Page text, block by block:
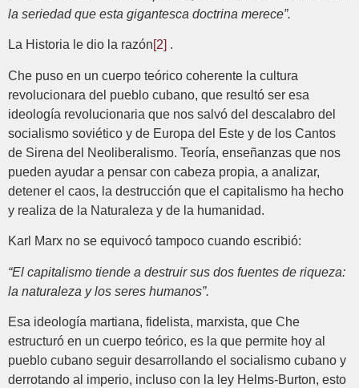
la seriedad que esta gigantesca doctrina merece”.
La Historia le dio la razón [2] .
Che puso en un cuerpo teórico coherente la cultura
revolucionara del pueblo cubano, que resultó ser esa
ideología revolucionaria que nos salvó del descalabro del
socialismo soviético y de Europa del Este y de los Cantos
de Sirena del Neoliberalismo. Teoría, enseñanzas que nos
pueden ayudar a pensar con cabeza propia, a analizar,
detener el caos, la destrucción que el capitalismo ha hecho
y realiza de la Naturaleza y de la humanidad.
Karl Marx no se equivocó tampoco cuando escribió:
“El capitalismo tiende a destruir sus dos fuentes de riqueza:
la naturaleza y los seres humanos”.
Esa ideología martiana, fidelista, marxista, que Che
estructuró en un cuerpo teórico, es la que permite hoy al
pueblo cubano seguir desarrollando el socialismo cubano y
derrotando al imperio, incluso con la ley Helms-Burton, esto